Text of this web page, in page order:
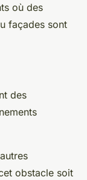
où des
façades sont
des
obstacle soit